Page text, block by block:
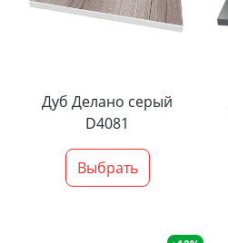
Дуб Делано серый
D4081
Выбрать